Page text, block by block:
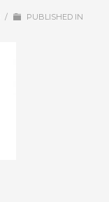
/ PUBLISHED IN